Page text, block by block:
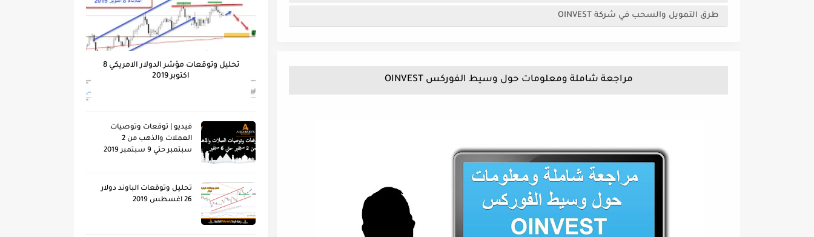
طرق التمويل والسحب في شركة OINVEST
مراجعة شاملة ومعلومات حول وسيط الفوركس OINVEST
تحليل وتوقعات مؤشر الدولار الامريكي 8
اكتوبر 2019
فيديو | توقعات وتوصيات
العملات والذهب من 2
سبتمبر حتي 9 سبتمبر 2019
تحليل وتوقعات الباوند دولار
26 اغسطس 2019